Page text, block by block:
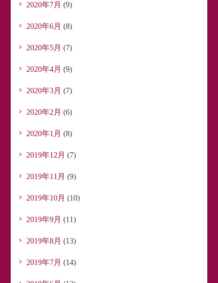
2020年7月 (9)
2020年6月 (8)
2020年5月 (7)
2020年4月 (9)
2020年3月 (7)
2020年2月 (6)
2020年1月 (8)
2019年12月 (7)
2019年11月 (9)
2019年10月 (10)
2019年9月 (11)
2019年8月 (13)
2019年7月 (14)